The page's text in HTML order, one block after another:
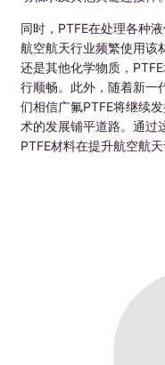
同时，PTFE在处理各种
航空航天行业频繁使用该
还是其他化学物质，
行顺畅。此外，随着新一
们相信广氟PTFE将继续
术的发展铺平道路。通过
PTFE材料在提升航空航